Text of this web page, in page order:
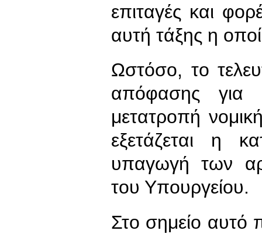
επιταγές και
αυτή τάξης η
Ωστόσο, το
απόφασης για
μετατροπή
εξετάζεται η
υπαγωγή των
του Υπουργείου.
Στο σημείο αυτό